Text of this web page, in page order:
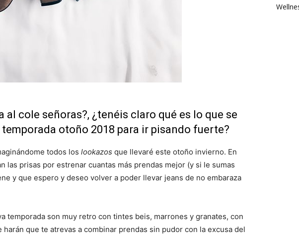
al cole señoras?, ¿tenéis claro qué es lo que se
otoño 2018 para ir pisando fuerte?
todos los lookazos que llevaré este otoño invierno. En
las prisas por estrenar cuantas más prendas mejor (y si le sumas
y que espero y deseo volver a poder llevar jeans de no embaraza
temporada son muy retro con tintes beis, marrones y granates, con
harán que te atrevas a combinar prendas sin pudor con la excusa del